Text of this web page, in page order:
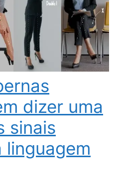
dizer uma
sinais